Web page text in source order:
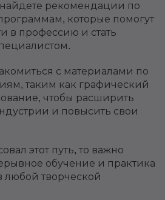
найдете рекомендации по
которые помогут
в профессию и стать
с материалами по
таким как графический
чтобы расширить
и повысить свои
этот путь, то важно
обучение и практика
любой творческой